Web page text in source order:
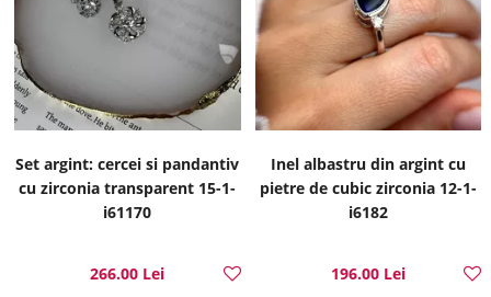
Set argint: cercei si pandantiv
cu zirconia transparent 15-1-
i61170
266.00 Lei
Inel albastru din argint cu
pietre de cubic zirconia 12-1-
i6182
196.00 Lei